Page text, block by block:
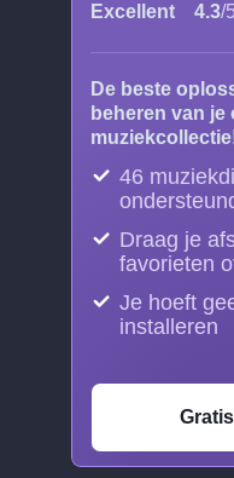
Excellent 4.3/5
De beste
beheren van je
46
Draag je
favorieten
Je hoeft
installeren